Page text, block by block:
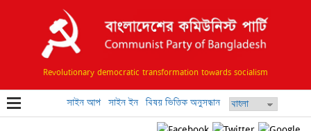
Revolutionary democratic transformation towards socialism
সাইন আপ সাইন ইন বিষয় ভিত্তিক অনুসন্ধান